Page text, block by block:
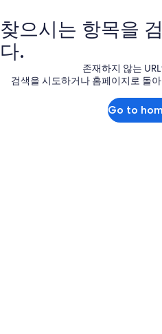
찾으시는 항목을
다.
존재하지 않는
검색을 시도하거나 홈페이지로 돌
Go to